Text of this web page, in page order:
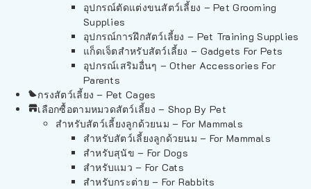
อุปกรณ์ตัดแต่งขนสัตว์เลี้ยง – Pet Grooming
Supplies
อุปกรณ์การฝึกสัตว์เลี้ยง – Pet Training Supplies
แก็ดเจ็ตสำหรับสัตว์เลี้ยง – Gadgets For Pets
อุปกรณ์เสริมอื่นๆ – Other Accessories For
Parents
กรงสัตว์เลี้ยง – Pet Cages
เลือกซื้อตามหมวดสัตว์เลี้ยง – Shop By Pet
สำหรับสัตว์เลี้ยงลูกด้วยนม – For Mammals
สำหรับสัตว์เลี้ยงลูกด้วยนม – For Mammals
สำหรับสุนัข – For Dogs
สำหรับแมว – For Cats
สำหรับกระต่าย – For Rabbits